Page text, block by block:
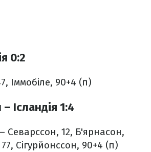
0:2
Іммобіле, 90+4 (п)
Ісландія 1:4
Севарссон, 12, Б'ярнасон,
Сігурйонссон, 90+4 (п)